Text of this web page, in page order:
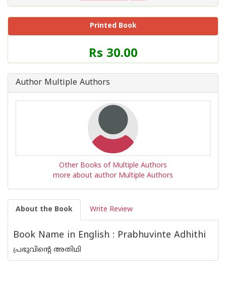
Printed Book
Price
of
Book
Rs 30.00
Author Multiple Authors
Other Books of Multiple Authors
more about author Multiple Authors
About the Book Write Review
Book Name in English : Prabhuvinte Adhithi
പ്രഭുവിന്റെ അതിഥി